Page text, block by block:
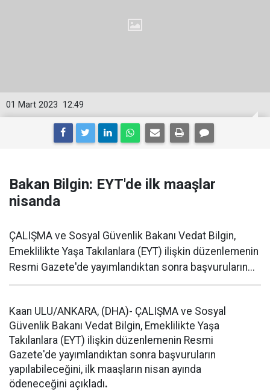
12:49
01 Mart 2023
Bakan Bilgin: EYT'de ilk maaşlar
nisanda
ÇALIŞMA ve Sosyal Güvenlik Bakanı Vedat Bilgin,
Emeklilikte Yaşa Takılanlara (EYT) ilişkin düzenlemenin
Resmi Gazete'de yayımlandıktan sonra başvuruların...
Kaan ULU/ANKARA, (DHA)- ÇALIŞMA ve Sosyal
Güvenlik Bakanı Vedat Bilgin, Emeklilikte Yaşa
Takılanlara (EYT) ilişkin düzenlemenin Resmi
Gazete'de yayımlandıktan sonra başvuruların
yapılabileceğini, ilk maaşların nisan ayında
ödeneceğini açıkladı.